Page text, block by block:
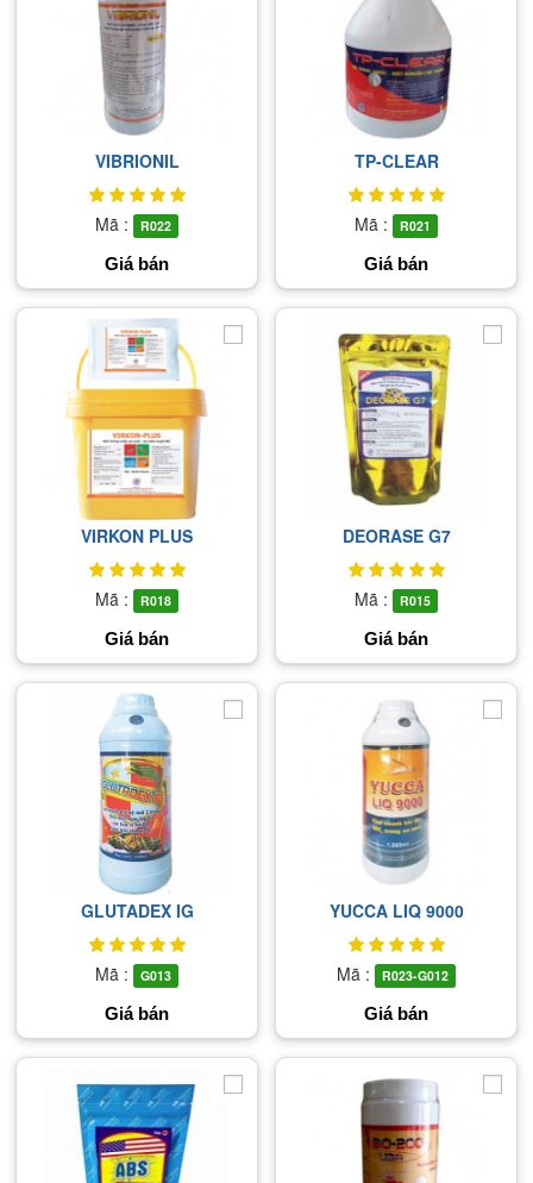
VIBRIONIL
Mã : R022
Giá bán
TP-CLEAR
Mã : R021
Giá bán
VIRKON PLUS
Mã : R018
Giá bán
DEORASE G7
Mã : R015
Giá bán
GLUTADEX IG
Mã : G013
Giá bán
YUCCA LIQ 9000
Mã : R023-G012
Giá bán